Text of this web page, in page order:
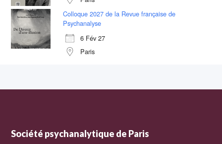
Colloque 2027 de la Revue française de
Psychanalyse
6 Fév 27
Paris
Société psychanalytique de Paris